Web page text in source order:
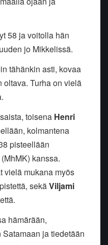
58 ja voitolla hän
jo Mikkelissä.
tähänkin asti, kovaa
Turha on vielä
toisena Henri
kolmantena
pisteellään
(MhMK) kanssa.
vielä mukana myös
sekäViljami
hämärään,
ja tiedetään